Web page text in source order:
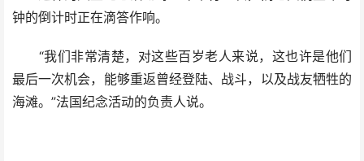
钟的倒计时正在滴答作响。
“我们非常清楚，对这些百岁老人来说，这也许是他们
最后一次机会，能够重返曾经登陆、战斗，以及战友牺牲的
海滩。”法国纪念活动的负责人说。